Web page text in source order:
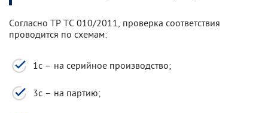
Согласно ТР ТС 010/2011, проверка соответствия
проводится по схемам:
1с – на серийное производство;
3с – на партию;